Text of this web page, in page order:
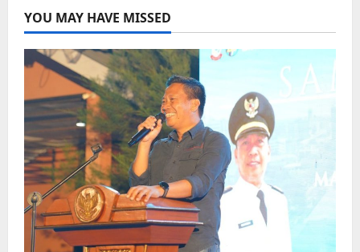
YOU MAY HAVE MISSED